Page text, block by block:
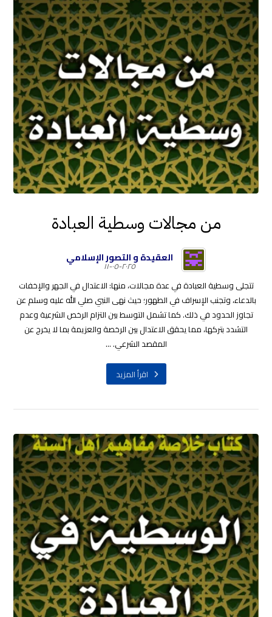
من مجالات وسطية العبادة
العقيدة و التصور الإسلامي
٢٠٢٥-٠٥-١١
تتجلى وسطية العبادة في عدة مجالات، منها: الاعتدال في الجهر والإخفات
بالدعاء، وتجنب الإسراف في الطهور؛ حيث نهى النبي صلي الله عليه وسلم عن
تجاوز الحدود في ذلك. كما تشمل التوسط بين التزام الرخص الشرعية وعدم
التشدد بتركها، مما يحقق الاعتدال بين الرخصة والعزيمة بما لا يخرج عن
المقصد الشرعي. ...
اقرأ المزيد